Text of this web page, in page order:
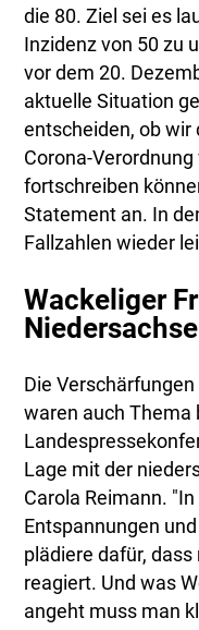
die 80. Ziel sei es
Inzidenz von 50 zu
vor dem 20.
aktuelle Situation
entscheiden, ob wir
Corona-
fortschreiben
Statement an. In
Fallzahlen wieder
Wackeliger
Die
waren auch Thema
Lage mit der
Carola Reimann.
Entspannungen
plädiere dafür,
reagiert. Und was
angeht muss man